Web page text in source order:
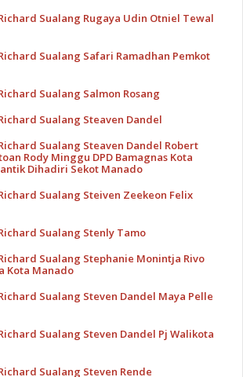
Sualang Rugaya Udin Otniel Tewal
Sualang Safari Ramadhan Pemkot
Sualang Salmon Rosang
Sualang Steaven Dandel
Sualang Steaven Dandel Robert
Rody Minggu DPD Bamagnas Kota
Dihadiri Sekot Manado
Sualang Steiven Zeekeon Felix
Sualang Stenly Tamo
Sualang Stephanie Monintja Rivo
Kota Manado
Sualang Steven Dandel Maya Pelle
Sualang Steven Dandel Pj Walikota
Sualang Steven Rende